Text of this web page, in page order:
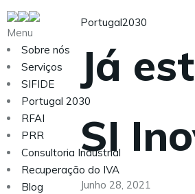
Menu
Sobre nós
Serviços
SIFIDE
Portugal 2030
RFAI
PRR
Consultoria Industrial
Recuperação do IVA
Blog
Portugal2030
Já
SI
Junho 28, 2021